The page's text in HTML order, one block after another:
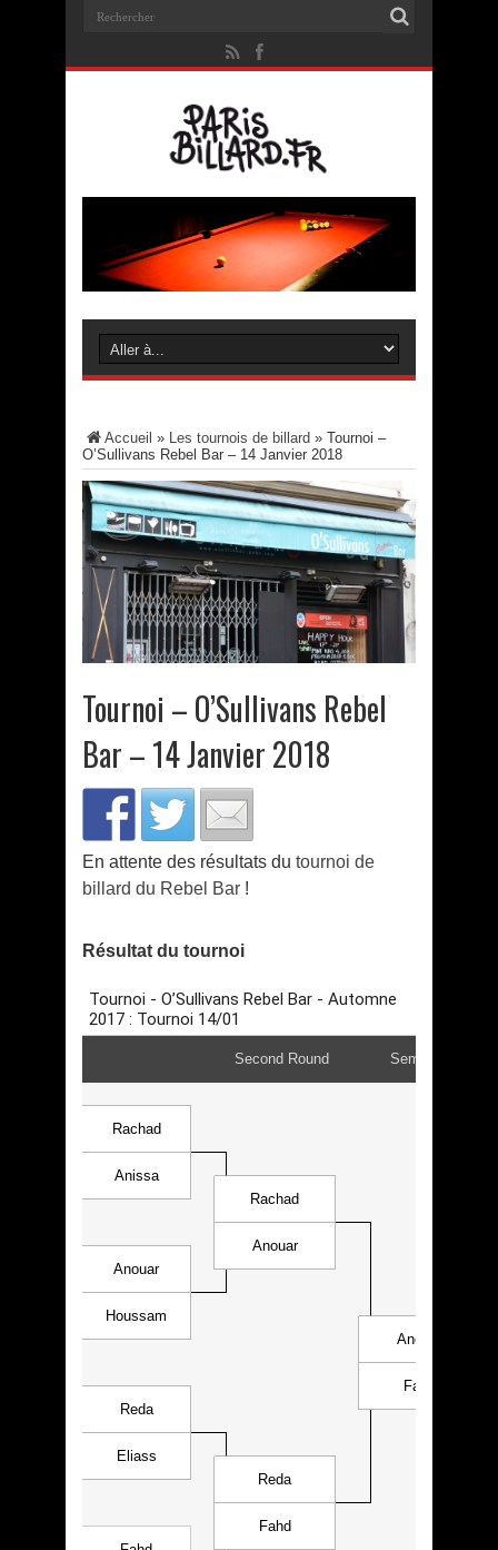
Accueil » Les tournois de billard » Tournoi –
O’Sullivans Rebel Bar – 14 Janvier 2018
Tournoi – O’Sullivans Rebel
Bar – 14 Janvier 2018
En attente des résultats du tournoi de
billard du Rebel Bar !
Résultat du tournoi